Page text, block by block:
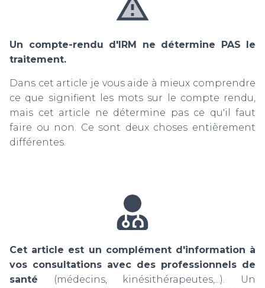
Un compte-rendu d'IRM ne détermine PAS le
traitement.
Dans cet article je vous aide à mieux comprendre
ce que signifient les mots sur le compte rendu,
mais cet article ne détermine pas ce qu'il faut
faire ou non. Ce sont deux choses entièrement
différentes.
Cet article est un complément d'information à
vos consultations avec des professionnels de
santé (médecins, kinésithérapeutes,...). Un